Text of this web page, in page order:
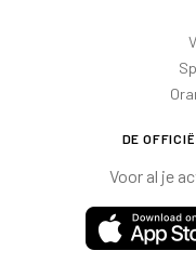
DE
Voor al je